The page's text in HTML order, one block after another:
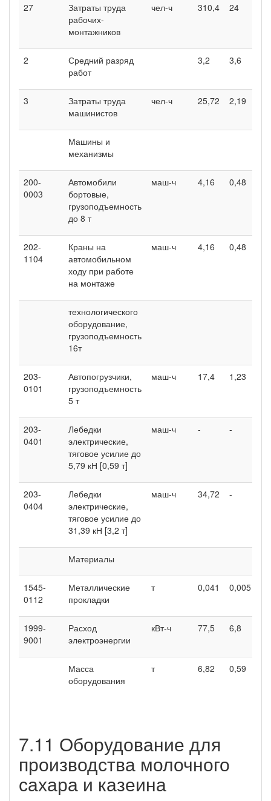
27
Затраты труда
рабочих-
монтажников
чел-ч 310,4 24
2
Средний разряд
работ
3,2 3,6
3
Затраты труда
машинистов
чел-ч 25,72 2,19
Машины и
механизмы
200-
0003
Автомобили
бортовые,
грузоподъемность
до 8 т
маш-ч 4,16 0,48
202-
1104
Краны на
автомобильном
ходу при работе
на монтаже
маш-ч 4,16 0,48
технологического
оборудование,
грузоподъемность
16т
203-
0101
Автопогрузчики,
грузоподъемность
5 т
маш-ч 17,4 1,23
203-
0401
Лебедки
электрические,
тяговое усилие до
5,79 кН [0,59 т]
маш-ч - -
203-
0404
Лебедки
электрические,
тяговое усилие до
31,39 кН [3,2 т]
маш-ч 34,72 -
Материалы
1545-
0112
Металлические
прокладки
т 0,041 0,005
1999-
9001
Расход
электроэнергии
кВт-ч 77,5 6,8
Масса
оборудования
т 6,82 0,59
7.11 Оборудование для
производства молочного
сахара и казеина